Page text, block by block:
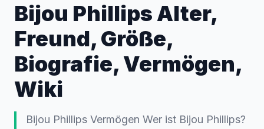
Bijou Phillips Alter,
Freund, Größe,
Biografie, Vermögen,
Wiki
Bijou Phillips Vermögen Wer ist Bijou Phillips?